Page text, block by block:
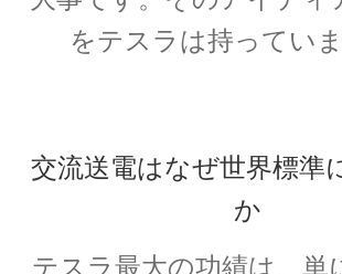
【アメリカで稀代の実験
に関する事実を実験
をテスラは持っていま
交流送電はなぜ世界標準
か
テスラ最大の功績は、単